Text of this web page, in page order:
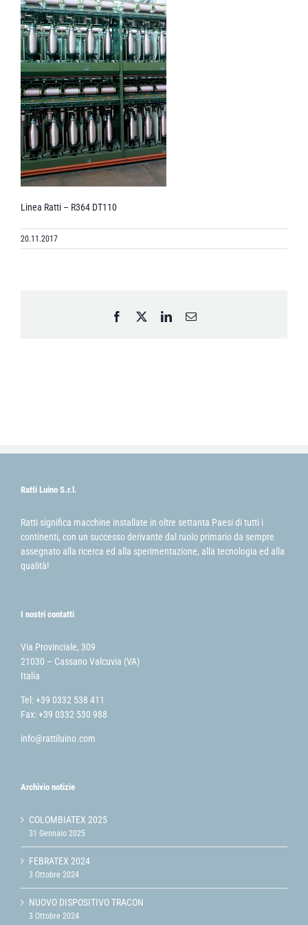
Linea Ratti – R364 DT110
20.11.2017
Facebook LinkedInEmail
Ratti Luino S.r.l.
Ratti significa macchine installate in oltre settanta Paesi di tutti i
continenti, con un successo derivante dal ruolo primario da sempre
assegnato alla ricerca ed alla sperimentazione, alla tecnologia ed alla
qualità!
I nostri contatti
Via Provinciale, 309
21030 – Cassano Valcuvia (VA)
Italia
Tel: +39 0332 538 411
Fax: +39 0332 530 988
info@rattiluino.com
Archivio notizie
COLOMBIATEX 2025
31 Gennaio 2025
FEBRATEX 2024
3 Ottobre 2024
NUOVO DISPOSITIVO TRACON
3 Ottobre 2024